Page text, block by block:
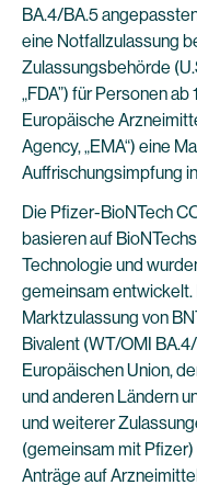
BA.4/BA.5
eine Notfallzulassung
Zulassungsbehörde
„FDA”) für Personen
Europäische
Agency, „EMA“) eine
Auffrischungsimpfung
Die Pfizer-BioNTech
basieren auf
Technologie und
gemeinsam entwickelt.
Marktzulassung von
Bivalent (WT/OMI
Europäischen Union,
und anderen Ländern
und weiterer
(gemeinsam mit
Anträge auf